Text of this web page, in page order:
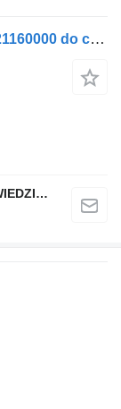
Kompresor pneumatyczny WABCO 9121160000 do ciągnika siodłowego MAN
QINDITO SPÓŁKA Z OGRANICZONĄ ODPOWIEDZIALNOŚCIĄ